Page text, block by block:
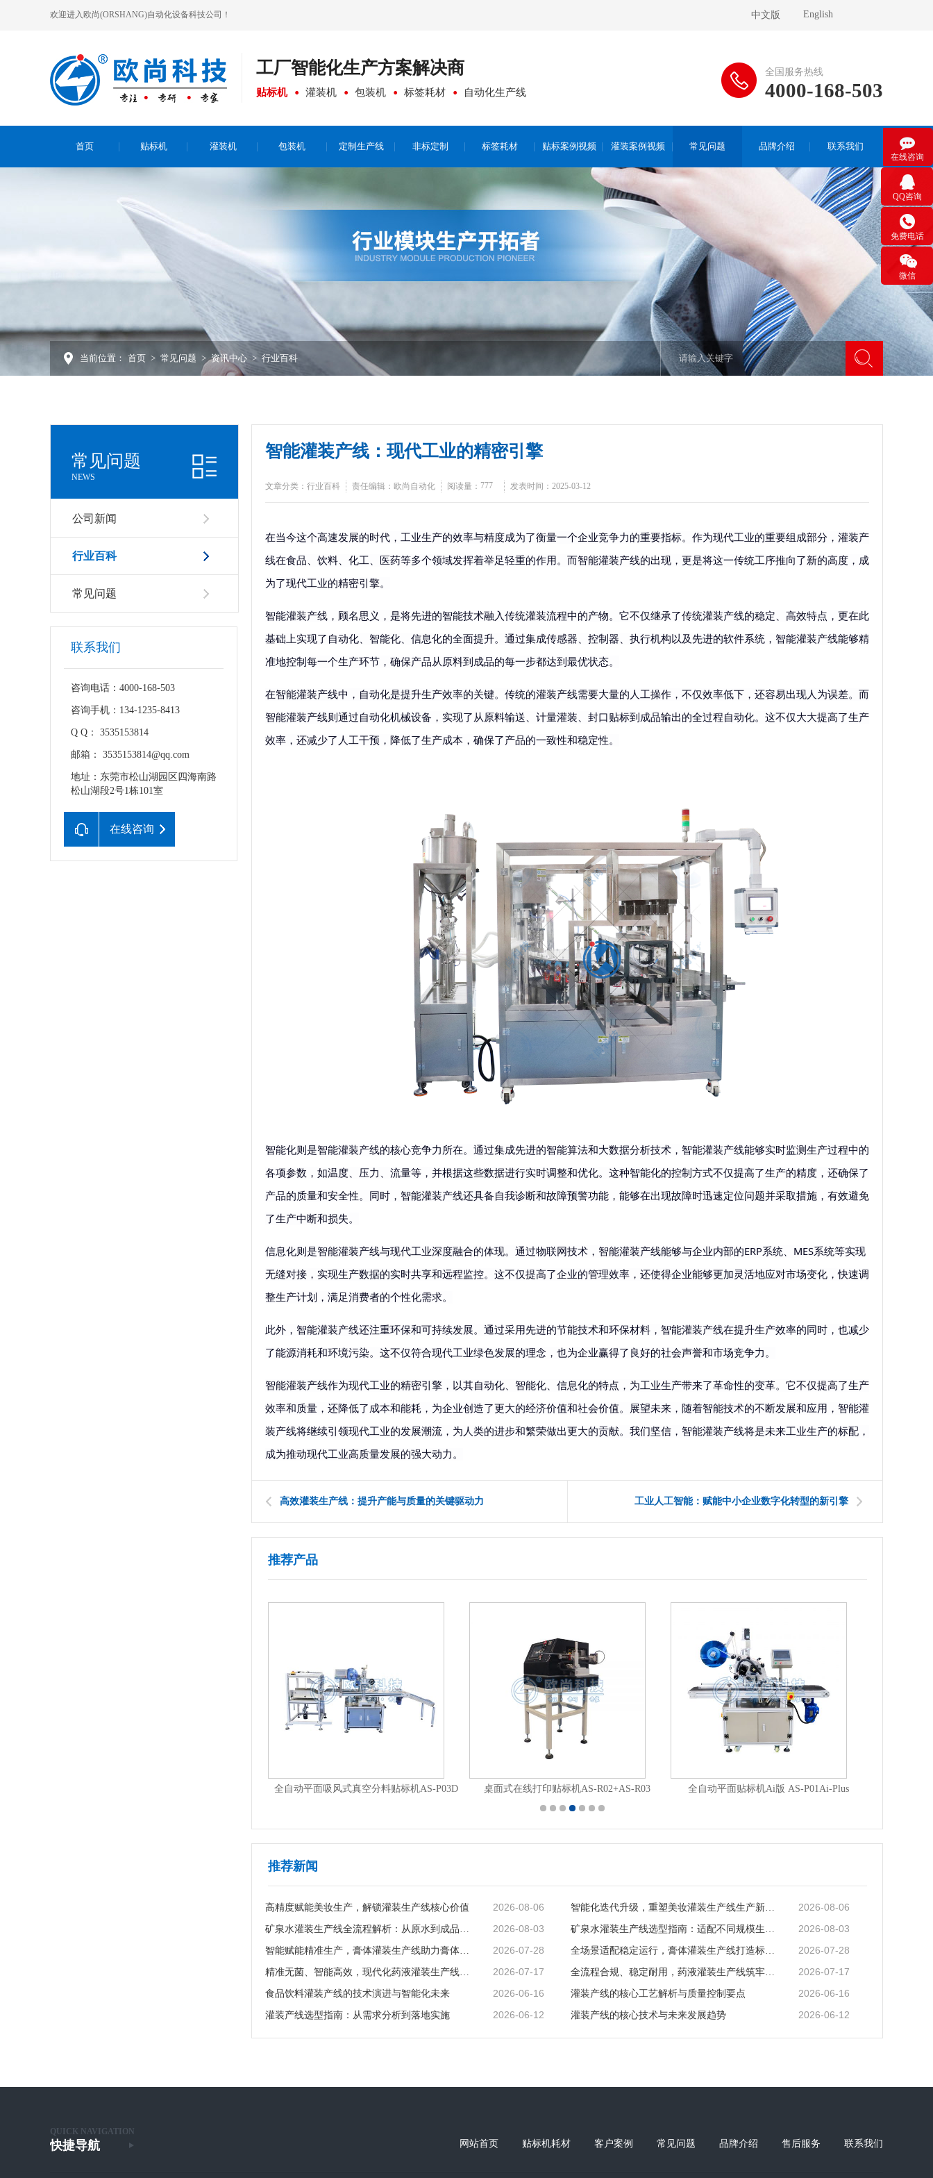
欢迎进入欧尚(ORSHANG)自动化设备科技公司！ 中文版 English
工厂智能化生产方案解决商
贴标机 灌装机 包装机 标签耗材 自动化生产线
全国服务热线
4000-168-503
首页 贴标机 灌装机 包装机 定制生产线 非标定制 标签耗材 贴标案例视频 灌装案例视频 常见问题 品牌介绍 联系我们
当前位置： 首页 > 常见问题 > 资讯中心 > 行业百科
常见问题
NEWS
公司新闻
行业百科
常见问题
联系我们
咨询电话：4000-168-503
咨询手机：134-1235-8413
Q Q： 3535153814
邮箱： 3535153814@qq.com
地址：东莞市松山湖园区四海南路
松山湖段2号1栋101室
在线咨询
智能灌装产线：现代工业的精密引擎
文章分类：行业百科 责任编辑：欧尚自动化 阅读量： 777 发表时间：2025-03-12
在当今这个高速发展的时代，工业生产的效率与精度成为了衡量一个企业竞争力的重要指标。作为现代工业的重要组成部分，灌装产
线在食品、饮料、化工、医药等多个领域发挥着举足轻重的作用。而智能灌装产线的出现，更是将这一传统工序推向了新的高度，成
为了现代工业的精密引擎。
智能灌装产线，顾名思义，是将先进的智能技术融入传统灌装流程中的产物。它不仅继承了传统灌装产线的稳定、高效特点，更在此
基础上实现了自动化、智能化、信息化的全面提升。通过集成传感器、控制器、执行机构以及先进的软件系统，智能灌装产线能够精
准地控制每一个生产环节，确保产品从原料到成品的每一步都达到最优状态。
在智能灌装产线中，自动化是提升生产效率的关键。传统的灌装产线需要大量的人工操作，不仅效率低下，还容易出现人为误差。而
智能灌装产线则通过自动化机械设备，实现了从原料输送、计量灌装、封口贴标到成品输出的全过程自动化。这不仅大大提高了生产
效率，还减少了人工干预，降低了生产成本，确保了产品的一致性和稳定性。
智能化则是智能灌装产线的核心竞争力所在。通过集成先进的智能算法和大数据分析技术，智能灌装产线能够实时监测生产过程中的
各项参数，如温度、压力、流量等，并根据这些数据进行实时调整和优化。这种智能化的控制方式不仅提高了生产的精度，还确保了
产品的质量和安全性。同时，智能灌装产线还具备自我诊断和故障预警功能，能够在出现故障时迅速定位问题并采取措施，有效避免
了生产中断和损失。
信息化则是智能灌装产线与现代工业深度融合的体现。通过物联网技术，智能灌装产线能够与企业内部的ERP系统、MES系统等实现
无缝对接，实现生产数据的实时共享和远程监控。这不仅提高了企业的管理效率，还使得企业能够更加灵活地应对市场变化，快速调
整生产计划，满足消费者的个性化需求。
此外，智能灌装产线还注重环保和可持续发展。通过采用先进的节能技术和环保材料，智能灌装产线在提升生产效率的同时，也减少
了能源消耗和环境污染。这不仅符合现代工业绿色发展的理念，也为企业赢得了良好的社会声誉和市场竞争力。
智能灌装产线作为现代工业的精密引擎，以其自动化、智能化、信息化的特点，为工业生产带来了革命性的变革。它不仅提高了生产
效率和质量，还降低了成本和能耗，为企业创造了更大的经济价值和社会价值。展望未来，随着智能技术的不断发展和应用，智能灌
装产线将继续引领现代工业的发展潮流，为人类的进步和繁荣做出更大的贡献。我们坚信，智能灌装产线将是未来工业生产的标配，
成为推动现代工业高质量发展的强大动力。
高效灌装生产线：提升产能与质量的关键驱动力 工业人工智能：赋能中小企业数字化转型的新引擎
推荐产品
全自动平面分页贴标机AS-P02 全自动圆瓶贴标机 AS-C01S-A
推荐新闻
高精度赋能美妆生产，解锁灌装生产线核心价值 2026-08-06 智能化迭代升级，重塑美妆灌装生产线生产新范式 2026-08-06
矿泉水灌装生产线全流程解析：从原水到成品的品质守护 2026-08-03 矿泉水灌装生产线选型指南：适配不同规模生产的核心逻辑 2026-08-03
智能赋能精准生产，膏体灌装生产线助力膏体行业提质增效 2026-07-28 全场景适配稳定运行，膏体灌装生产线打造标准化灌装新体系 2026-07-28
精准无菌、智能高效，现代化药液灌装生产线赋能制药行业升级 2026-07-17 全流程合规、稳定耐用，药液灌装生产线筑牢药液生产品质防线 2026-07-17
食品饮料灌装产线的技术演进与智能化未来 2026-06-16 灌装产线的核心工艺解析与质量控制要点 2026-06-16
灌装产线选型指南：从需求分析到落地实施 2026-06-12 灌装产线的核心技术与未来发展趋势 2026-06-12
QUICK NAVIGATION
快捷导航 网站首页 贴标机耗材 客户案例 常见问题 品牌介绍 售后服务 联系我们

在线咨询

QQ咨询

免费电话

微信